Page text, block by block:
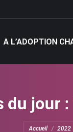
A L’ADOPTION
du jour :
Vous êtes ici :
Accueil 2022